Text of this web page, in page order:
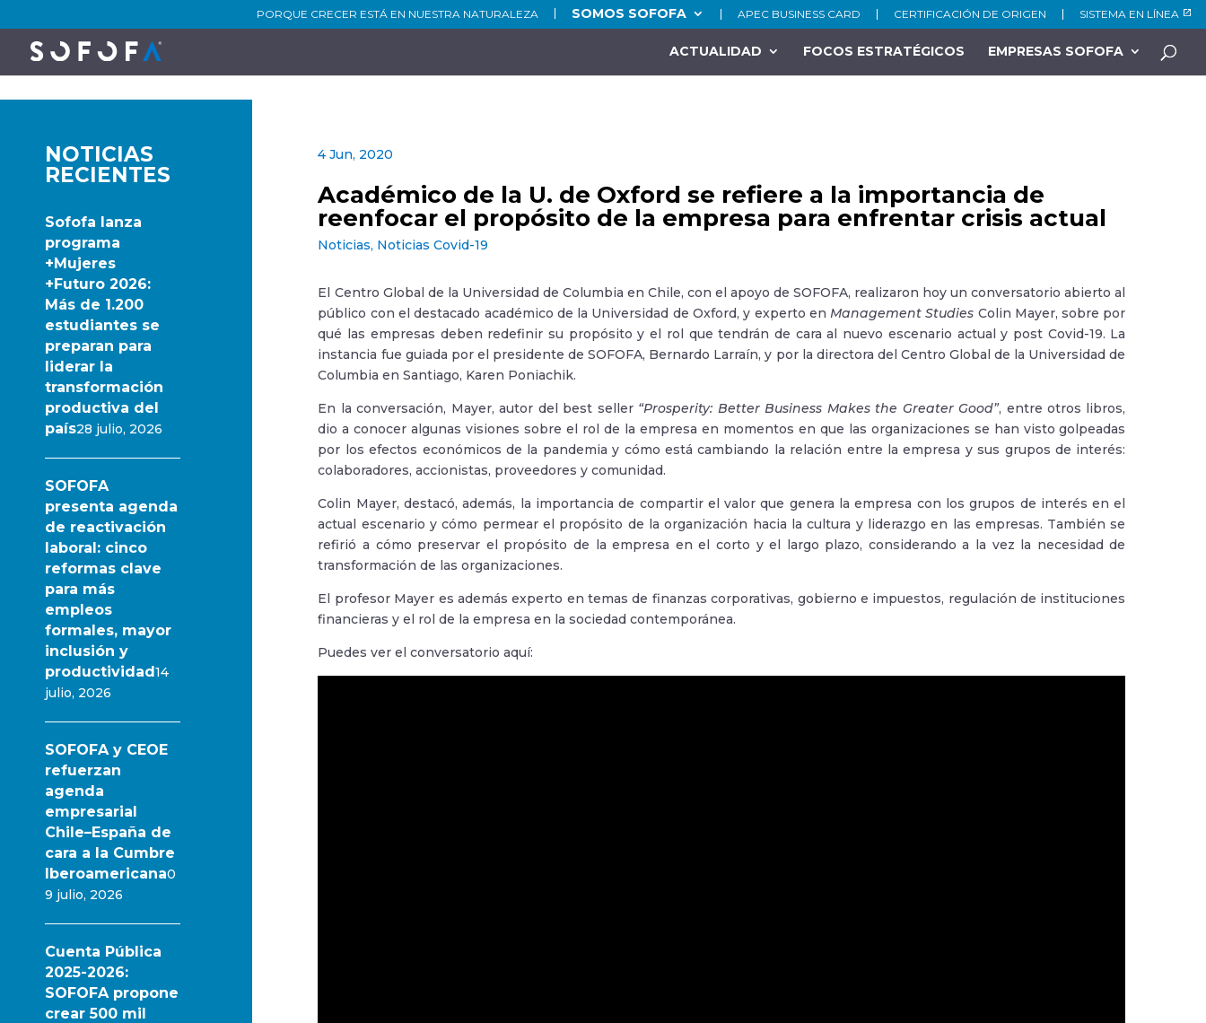
PORQUE CRECER ESTÁ EN NUESTRA NATURALEZA SOMOS SOFOFA APEC BUSINESS CARD CERTIFICACIÓN DE ORIGEN SISTEMA EN LÍNEA
ACTUALIDAD FOCOS ESTRATÉGICOS EMPRESAS SOFOFA
NOTICIAS
RECIENTES
Sofofa lanza
programa
+Mujeres
+Futuro 2026:
Más de 1.200
estudiantes se
preparan para
liderar la
transformación
productiva del
país28 julio, 2026
SOFOFA
presenta agenda
de reactivación
laboral: cinco
reformas clave
para más
empleos
formales, mayor
inclusión y
productividad14
julio, 2026
SOFOFA y CEOE
refuerzan
agenda
empresarial
Chile–España de
cara a la Cumbre
Iberoamericana0
9 julio, 2026
Cuenta Pública
2025-2026:
SOFOFA propone
crear 500 mil
4 Jun, 2020
Académico de la U. de Oxford se refiere a la importancia de
reenfocar el propósito de la empresa para enfrentar crisis actual
Noticias, Noticias Covid-19
El Centro Global de la Universidad de Columbia en Chile, con el apoyo de SOFOFA, realizaron hoy un conversatorio abierto al
público con el destacado académico de la Universidad de Oxford, y experto enManagement Studies Colin Mayer, sobre por
qué las empresas deben redefinir su propósito y el rol que tendrán de cara al nuevo escenario actual y post Covid-19. La
instancia fue guiada por el presidente de SOFOFA, Bernardo Larraín, y por la directora del Centro Global de la Universidad de
Columbia en Santiago, Karen Poniachik.
En la conversación, Mayer, autor del best seller “Prosperity: Better Business Makes the Greater Good”, entre otros libros,
dio a conocer algunas visiones sobre el rol de la empresa en momentos en que las organizaciones se han visto golpeadas
por los efectos económicos de la pandemia y cómo está cambiando la relación entre la empresa y sus grupos de interés:
colaboradores, accionistas, proveedores y comunidad.
Colin Mayer, destacó, además, la importancia de compartir el valor que genera la empresa con los grupos de interés en el
actual escenario y cómo permear el propósito de la organización hacia la cultura y liderazgo en las empresas. También se
refirió a cómo preservar el propósito de la empresa en el corto y el largo plazo, considerando a la vez la necesidad de
transformación de las organizaciones.
El profesor Mayer es además experto en temas de finanzas corporativas, gobierno e impuestos, regulación de instituciones
financieras y el rol de la empresa en la sociedad contemporánea.
Puedes ver el conversatorio aquí: